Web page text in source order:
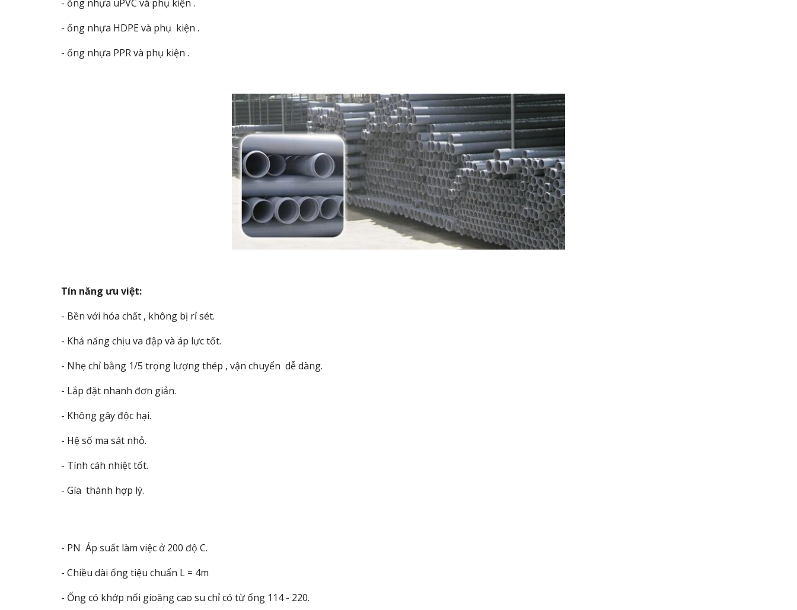
- ống nhựa uPVC và phụ kiện .
- ống nhựa HDPE và phụ kiện .
- ống nhựa PPR và phụ kiện .
Tín năng ưu việt:
- Bền với hóa chất , không bị rỉ sét.
- Khả năng chịu va đập và áp lực tốt.
- Nhẹ chỉ bằng 1/5 trọng lượng thép , vận chuyển dễ dàng.
- Lắp đặt nhanh đơn giản.
- Không gây độc hại.
- Hệ số ma sát nhỏ.
- Tính cáh nhiệt tốt.
- Gía thành hợp lý.
- PN Áp suất làm việc ở 200 độ C.
- Chiều dài ống tiệu chuẩn L = 4m
- Ống có khớp nối gioăng cao su chỉ có từ ống 114 - 220.